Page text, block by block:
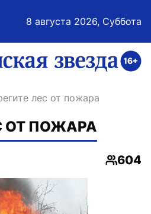
8 августа 2026, Суббота
ссылка на главную
лес от пожара
ОТ ПОЖАРА
604